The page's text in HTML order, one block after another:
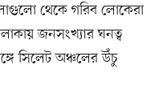
থেকে গরিব লোকেরা
জনসংখ্যার ঘনত্ব
সিলেট অঞ্চলের উঁচু